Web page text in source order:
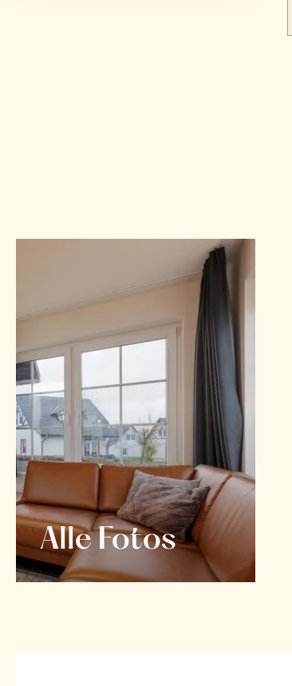
Alle Fotos